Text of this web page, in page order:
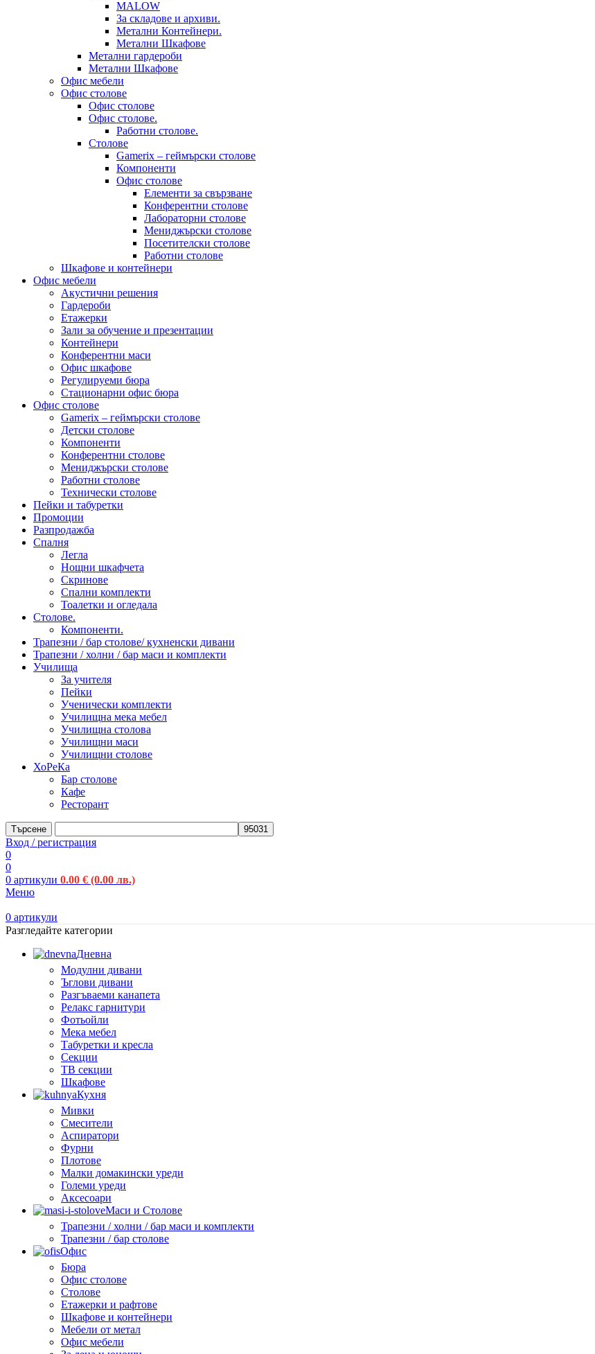
MALOW
За складове и архиви.
Метални Контейнери.
Метални Шкафове
Метални гардероби
Метални Шкафове
Офис мебели
Офис столове
Офис столове
Офис столове.
Работни столове.
Столове
Gamerix – геймърски столове
Компоненти
Офис столове
Елементи за свързване
Конферентни столове
Лабораторни столове
Мениджърски столове
Посетителски столове
Работни столове
Шкафове и контейнери
Офис мебели
Акустични решения
Гардероби
Етажерки
Зали за обучение и презентации
Контейнери
Конферентни маси
Офис шкафове
Регулируеми бюра
Стационарни офис бюра
Офис столове
Gamerix – геймърски столове
Детски столове
Компоненти
Конферентни столове
Мениджърски столове
Работни столове
Технически столове
Пейки и табуретки
Промоции
Разпродажба
Спалня
Легла
Нощни шкафчета
Скринове
Спални комплекти
Тоалетки и огледала
Столове.
Компоненти.
Трапезни / бар столове/ кухненски дивани
Трапезни / холни / бар маси и комплекти
Училища
За учителя
Пейки
Ученически комплекти
Училищна мека мебел
Училищна столова
Училищни маси
Училищни столове
ХоРеКа
Бар столове
Кафе
Ресторант
Търсене
Вход / регистрация
0
0
0 артикули 0.00 € (0.00 лв.)
Меню
0 артикули
Разгледайте категории
Дневна
Модулни дивани
Ъглови дивани
Разгъваеми канапета
Релакс гарнитури
Фотьойли
Мека мебел
Табуретки и кресла
Секции
ТВ секции
Шкафове
Кухня
Мивки
Смесители
Аспиратори
Фурни
Плотове
Малки домакински уреди
Големи уреди
Аксесоари
Маси и Столове
Трапезни / холни / бар маси и комплекти
Трапезни / бар столове
Офис
Бюра
Офис столове
Столове
Етажерки и рафтове
Шкафове и контейнери
Мебели от метал
Офис мебели